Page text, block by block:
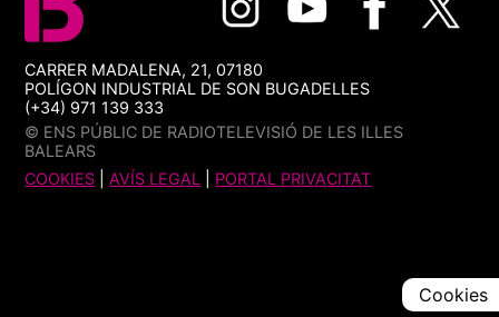
CARRER MADALENA, 21, 07180
POLÍGON INDUSTRIAL DE SON BUGADELLES
(+34) 971 139 333
© ENS PÚBLIC DE RADIOTELEVISIÓ DE LES ILLES
BALEARS
COOKIES |AVÍS LEGAL PORTAL PRIVACITAT
Cookies